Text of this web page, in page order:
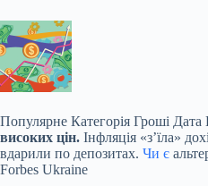
Популярне Категорія Гроші Дата
високих цін. Інфляція «зʼїла»
вдарили по депозитах. Чи є
Forbes Ukraine